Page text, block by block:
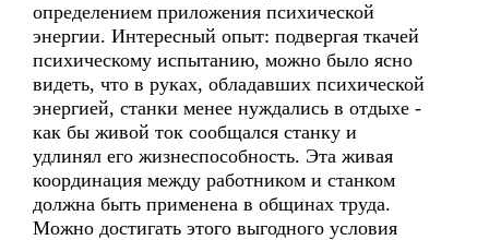
определением приложения психической
энергии. Интересный опыт: подвергая ткачей
психическому испытанию, можно было ясно
видеть, что в руках, обладавших психической
энергией, станки менее нуждались в отдыхе -
как бы живой ток сообщался станку и
удлинял его жизнеспособность. Эта живая
координация между работником и станком
должна быть применена в общинах труда.
Можно достигать этого выгодного условия